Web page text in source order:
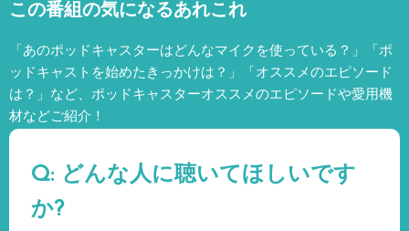
この番組の気になるあれこれ
「あのポッドキャスターはどんなマイクを使っている？」「ポ
ッドキャストを始めたきっかけは？」「オススメのエピソード
は？」など、 ポッドキャスターオススメのエピソードや愛用機
材などご紹介！
Q: どんな人に聴いてほしいです
か?